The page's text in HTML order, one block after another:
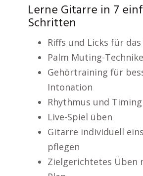
Lerne Gitarre in 7
Schritten
Riffs und Licks für
Palm Muting-
Gehörtraining für
Intonation
Rhythmus und
Live-Spiel üben
Gitarre individuell
pflegen
Zielgerichtetes Üben